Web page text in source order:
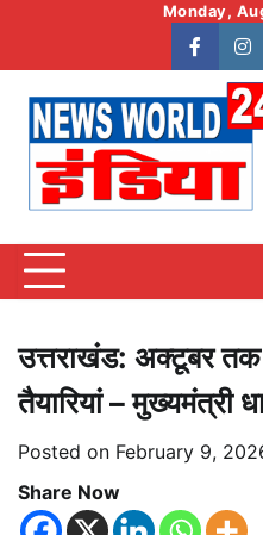
content
Monday,
उत्तराखंड: अक्टूबर
तैयारियां – मुख्यमंत्री
Posted on February 9,
Share Now